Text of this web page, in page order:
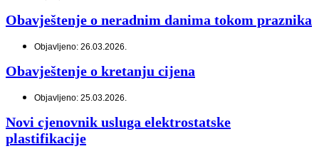
Obavještenje o neradnim danima tokom praznika
Objavljeno: 26.03.2026.
Obavještenje o kretanju cijena
Objavljeno: 25.03.2026.
Novi cjenovnik usluga elektrostatske
plastifikacije